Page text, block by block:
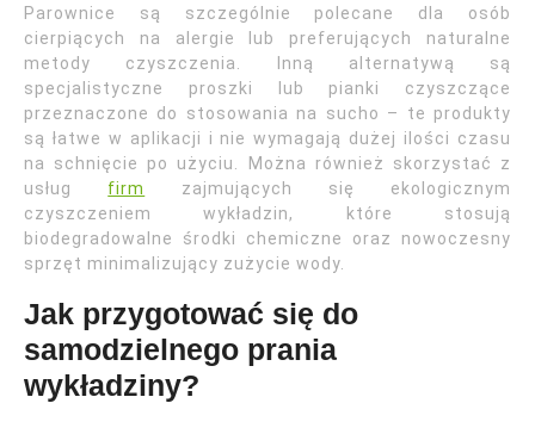
Parownice są szczególnie polecane dla osób
cierpiących na alergie lub preferujących naturalne
metody czyszczenia. Inną alternatywą są
specjalistyczne proszki lub pianki czyszczące
przeznaczone do stosowania na sucho – te produkty
są łatwe w aplikacji i nie wymagają dużej ilości czasu
na schnięcie po użyciu. Można również skorzystać z
usług firm
zajmujących się ekologicznym
czyszczeniem wykładzin, które stosują
biodegradowalne środki chemiczne oraz nowoczesny
sprzęt minimalizujący zużycie wody.
Jak przygotować się do
samodzielnego prania
wykładziny?